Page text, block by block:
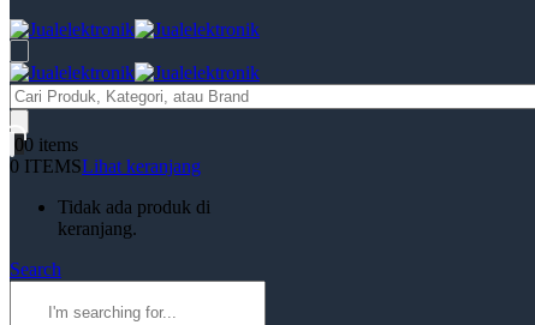
Products
search
00 items
0 ITEMSLihat keranjang
Tidak ada produk di
keranjang.
Search